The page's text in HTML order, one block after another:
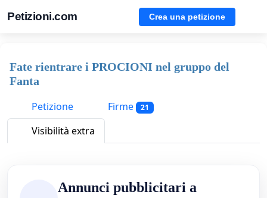
Petizioni.com Crea una petizione
Fate rientrare i PROCIONI nel gruppo del
Fanta
Petizione
Firme 21
Visibilità extra
Annunci pubblicitari a